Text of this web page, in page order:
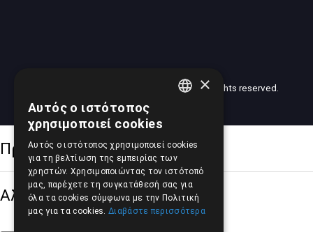
2026 © American Motors Pilalis (AMP). All rights reserved.
Προσβασιμότητα
Αλλαγή Μεγέθους
×
Αυτός ο ιστότοπος
χρησιμοποιεί cookies
Αυτός ο ιστότοπος χρησιμοποιεί cookies
για τη βελτίωση της εμπειρίας των
χρηστών. Χρησιμοποιώντας τον ιστότοπό
μας, παρέχετε τη συγκατάθεσή σας για
όλα τα cookies σύμφωνα με την Πολιτική
μας για τα cookies. Διαβάστε περισσότερα